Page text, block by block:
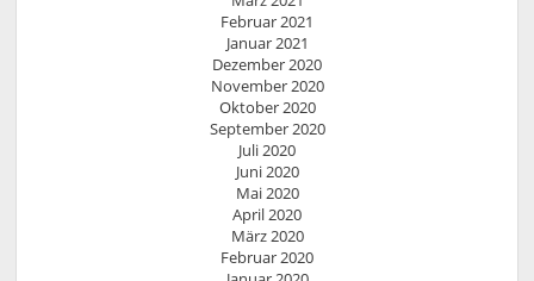
Februar 2021
Januar 2021
Dezember 2020
November 2020
Oktober 2020
September 2020
Juli 2020
Juni 2020
Mai 2020
April 2020
März 2020
Februar 2020